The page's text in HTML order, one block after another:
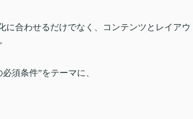
に合わせるだけでなく、コンテンツとレイア
須条件”をテーマに、